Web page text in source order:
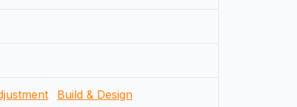
Build & Design